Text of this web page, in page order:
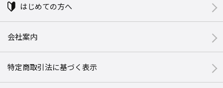
はじめての方へ
会社案内
特定商取引法に基づく表示